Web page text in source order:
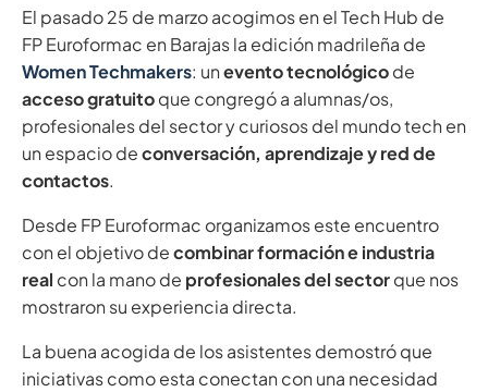
El pasado 25 de marzo acogimos en el Tech Hub de
FP Euroformac en Barajas la edición madrileña de
Women Techmakers: unevento tecnológicode
acceso gratuitoque congregó a alumnas/os,
profesionales del sector y curiosos del mundo tech en
un espacio deconversación, aprendizaje y red de
contactos.
Desde FP Euroformac organizamos este encuentro
con el objetivo decombinar formación e industria
real con la mano de profesionales del sectorque nos
mostraron su experiencia directa.
La buena acogida de los asistentes demostró que
iniciativas como esta conectan con una necesidad